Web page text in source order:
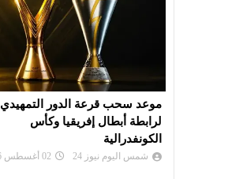
موعد سحب قرعة الدور التمهيدي
لرابطة أبطال إفريقيا وكأس
الكونفدرالية
شمس اليوم نيوز 24 02 أغسطس 2026